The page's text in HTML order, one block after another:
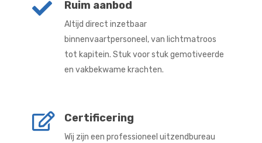
Ruim aanbod
Altijd direct inzetbaar
binnenvaartpersoneel, van lichtmatroos
tot kapitein. Stuk voor stuk gemotiveerde
en vakbekwame krachten.
Certificering
Wij zijn een professioneel uitzendbureau